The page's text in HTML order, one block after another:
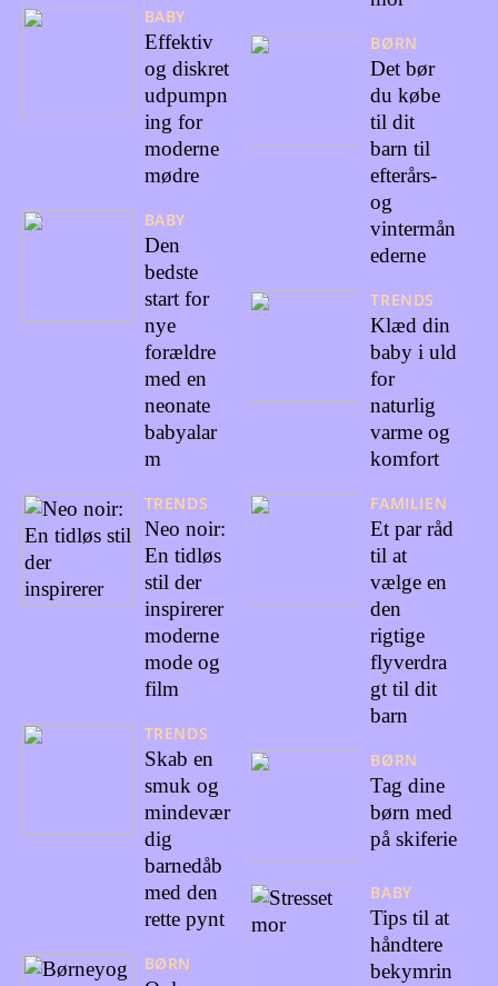
BABY
Effektiv
og diskret
udpumpn
ing for
moderne
mødre
BABY
Den
bedste
start for
nye
forældre
med en
neonate
babyalar
m
TRENDS
Neo noir:
En tidløs
stil der
inspirerer
moderne
mode og
film
TRENDS
Skab en
smuk og
mindevær
dig
barnedåb
med den
rette pynt
BØRN
BØRN
Det bør
du købe
til dit
barn til
efterårs-
og
vintermån
ederne
TRENDS
Klæd din
baby i uld
for
naturlig
varme og
komfort
FAMILIEN
Et par råd
til at
vælge en
den
rigtige
flyverdra
gt til dit
barn
BØRN
Tag dine
børn med
på skiferie
BABY
Tips til at
håndtere
bekymrin